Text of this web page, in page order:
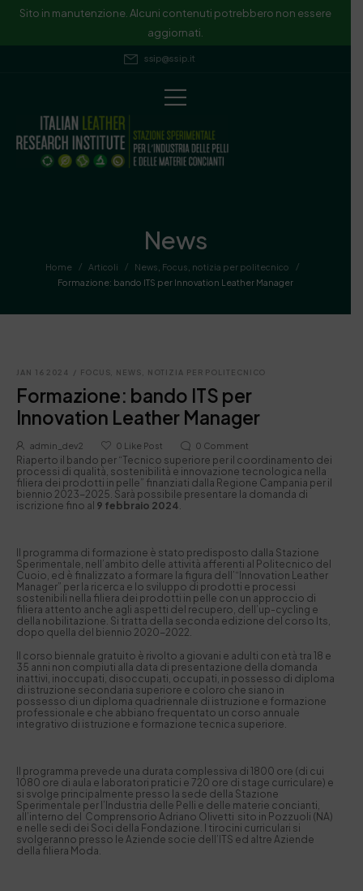
Sito in manutenzione. Alcuni contenuti potrebbero non essere
aggiornati.
ssip@ssip.it
News
Home / Articoli / News Focus notizia per politecnico
/
Formazione: bando ITS per Innovation Leather Manager
JAN 16 2024 / FOCUS, NEWS, NOTIZIA PER POLITECNICO
Formazione: bando ITS per
Innovation Leather Manager
admin_dev2 0 Like Post 0 Comment
Riaperto il bando per “Tecnico superiore per il coordinamento dei
processi di qualità, sostenibilità e innovazione tecnologica nella
filiera dei prodotti in pelle” finanziati dalla Regione Campania per il
biennio 2023-2025. Sarà possibile presentare la domanda di
iscrizione fino al 9 febbraio 2024.
ll programma di formazione è stato predisposto dalla Stazione
Sperimentale, nell’ambito delle attività afferenti al Politecnico del
Cuoio, ed è finalizzato a formare la figura dell’“Innovation Leather
Manager” per la ricerca e lo sviluppo di prodotti e processi
sostenibili nella filiera dei prodotti in pelle con un approccio di
filiera attento anche agli aspetti del recupero, dell’up-cycling e
della nobilitazione. Si tratta della seconda edizione del corso Its,
dopo quella del biennio 2020-2022.
Il corso biennale gratuito è rivolto a giovani e adulti con età tra 18 e
35 anni non compiuti alla data di presentazione della domanda
inattivi, inoccupati, disoccupati, occupati, in possesso di diploma
di istruzione secondaria superiore e coloro che siano in
possesso di un diploma quadriennale di istruzione e formazione
professionale e che abbiano frequentato un corso annuale
integrativo di istruzione e formazione tecnica superiore.
Il programma prevede una durata complessiva di 1800 ore (di cui
1080 ore di aula e laboratori pratici e 720 ore di stage curriculare) e
si svolge principalmente presso la sede della Stazione
Sperimentale per l’Industria delle Pelli e delle materie concianti,
all’interno del Comprensorio Adriano Olivetti sito in Pozzuoli (NA)
e nelle sedi dei Soci della Fondazione. I tirocini curriculari si
svolgeranno presso le Aziende socie dell’ITS ed altre Aziende
della filiera Moda.